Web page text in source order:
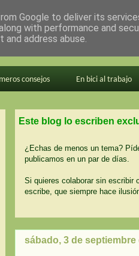
consejos En bici al trabajo
Este blog lo escriben
¿Echas de menos un tema?
publicamos en un par de días.
Si quieres colaborar sin escribir
escribe, que siempre hace
sábado, 3 de septiembre
Google to deliver its
with performance and
address abuse.